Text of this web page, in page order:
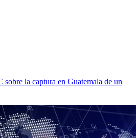
la captura en Guatemala de un